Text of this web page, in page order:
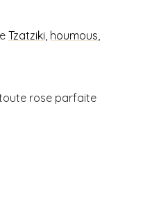
Tzatziki, houmous
rose parfaite